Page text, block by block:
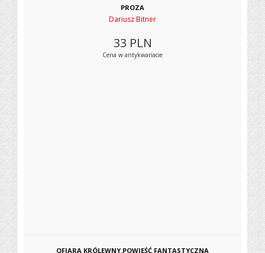
PROZA
Dariusz Bitner
33 PLN
Cena w antykwariacie
OFIARA KRÓLEWNY.POWIEŚĆ FANTASTYCZNA